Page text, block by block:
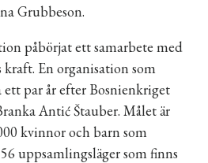
Grubbeson.
påbörjat ett samarbete med
En organisation som
par år efter Bosnienkriget
Antić Štauber. Målet är
kvinnor och barn som
uppsamlingsläger som finns